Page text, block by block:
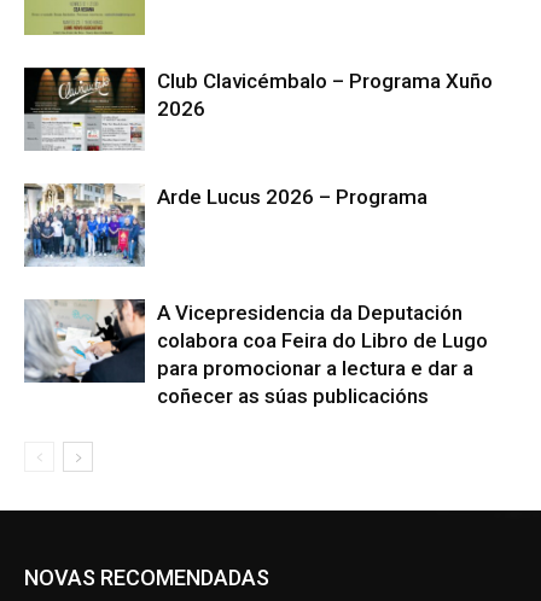
Club Clavicémbalo – Programa Xuño
2026
Arde Lucus 2026 – Programa
A Vicepresidencia da Deputación
colabora coa Feira do Libro de Lugo
para promocionar a lectura e dar a
coñecer as súas publicacións
NOVAS RECOMENDADAS